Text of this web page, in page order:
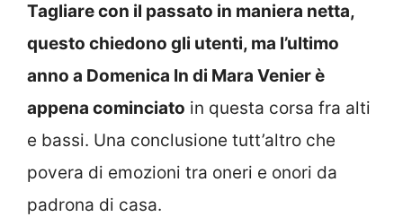
Tagliare con il passato in maniera netta,
questo chiedono gli utenti, ma l’ultimo
anno a Domenica In di Mara Venier è
appena cominciato in questa corsa fra alti
e bassi. Una conclusione tutt’altro che
povera di emozioni tra oneri e onori da
padrona di casa.